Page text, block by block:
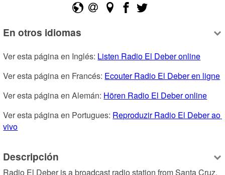
En otros idiomas
Ver esta página en Inglés: Listen Radio El Deber online
Ver esta página en Francés: Ecouter Radio El Deber en ligne
Ver esta página en Alemán: Hören Radio El Deber online
Ver esta página en Portugues: Reproduzir Radio El Deber ao
vivo
Descripción
Radio El Deber is a broadcast radio station from Santa Cruz,